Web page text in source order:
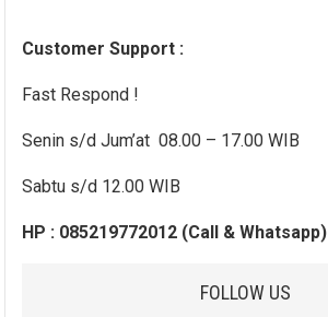
Customer Support :
Fast Respond !
Senin s/d Jum’at 08.00 – 17.00 WIB
Sabtu s/d 12.00 WIB
HP : 085219772012 (Call & Whatsapp)
FOLLOW US